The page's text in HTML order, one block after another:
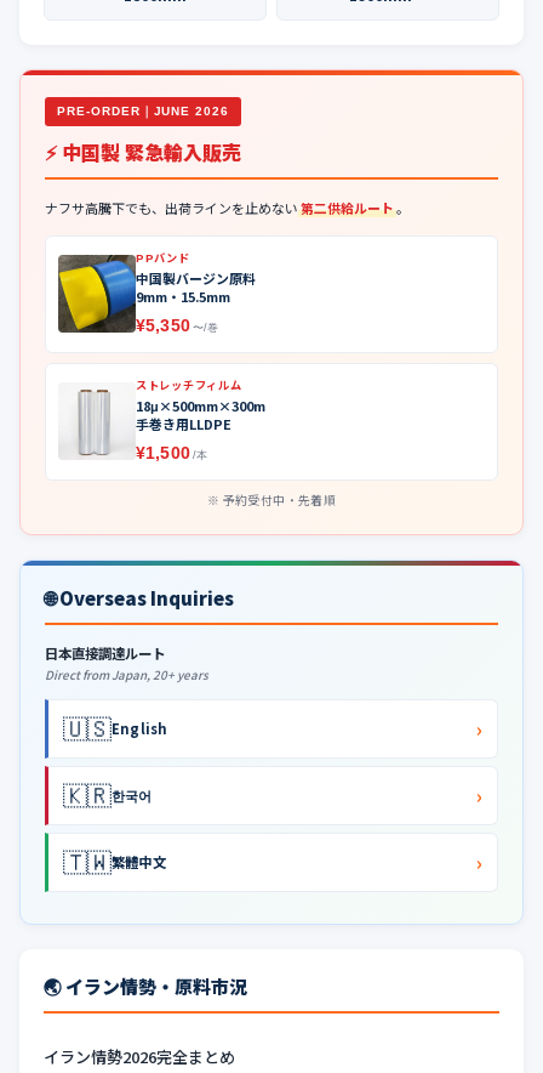
PRE-ORDER｜JUNE 2026
⚡ 中国製 緊急輸入販売
ナフサ高騰下でも、出荷ラインを止めない第二供給ルート。
PPバンド
中国製バージン原料
9mm・15.5mm
¥5,350 〜/巻
ストレッチフィルム
18μ×500mm×300m
手巻き用LLDPE
¥1,500 /本
予約受付中・先着順
🌐 Overseas Inquiries
日本直接調達ルート
Direct from Japan, 20+ years
🇺🇸English ›
🇰🇷한국어 ›
🇹🇼繁體中文 ›
🌏 イラン情勢・原料市況
イラン情勢2026完全まとめ